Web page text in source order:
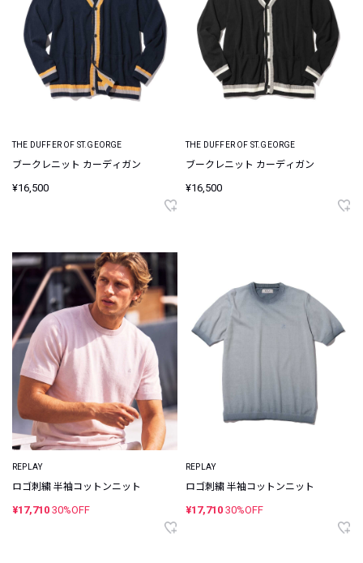
THE DUFFER OF ST.GEORGE
ブークレニット カーディガン
¥16,500
THE DUFFER OF ST.GEORGE
ブークレニット カーディガン
¥16,500
REPLAY
ロゴ刺繍 半袖コットンニット
¥17,710 30%OFF
REPLAY
ロゴ刺繍 半袖コットンニット
¥17,710 30%OFF